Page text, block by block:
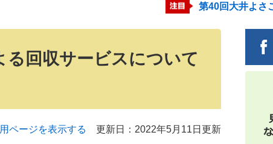
第40回大井よさ
回収サービスについて
ページを表示する 更新日：2022年5月11日更新